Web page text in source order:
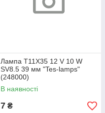
Лампа T11X35 12 V 10 W
SV8.5 39 мм "Tes-lamps"
(248000)
В наявності
7 ₴